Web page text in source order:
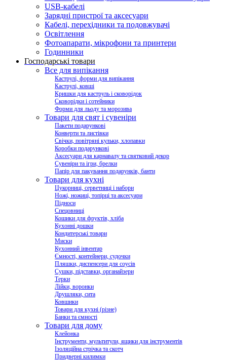
USB-кабелі
Зарядні пристрої та аксесуари
Кабелі, перехідники та подовжувачі
Освітлення
Фотоапарати, мікрофони та принтери
Годинники
Господарські товари
Все для випікання
Каструлі, форми для випікання
Каструлі, ковші
Кришки для каструль і сковорідок
Сковорідки і сотейники
Форми для льоду та морозива
Товари для свят і сувеніри
Пакети подарункові
Конверти та листівки
Свічки, повітряні кульки, хлопавки
Коробки подарункові
Аксесуари для карнавалу та святковий декор
Сувеніри та ігри, брелки
Папір для пакування подарунків, банти
Товари для кухні
Цукорниці, серветниці і набори
Ножі, ножиці, топірці та аксесуари
Підноси
Спецовниці
Кошики для фруктів, хліба
Кухонні дошки
Кондитерські товари
Миски
Кухонний інвентар
Ємності, контейнери, судочки
Пляшки, диспенсери для соусів
Сушки, підставки, органайзери
Терки
Лійки, воронки
Друшляки, сита
Ковшики
Товари для кухні (різне)
Банки та ємності
Товари для дому
Клейонка
Інструменти, мультитули, ящики для інструментів
Ізоляційна стрічка та скотч
Придверні килимки